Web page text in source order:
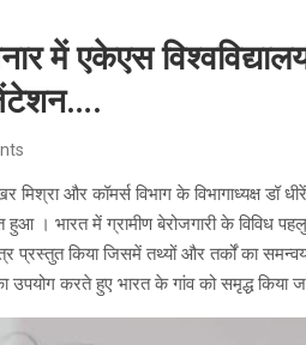
में एकेएस
मिश्रा और कॉमर्स विभाग के विभागाध्यक्ष
हुआ । भारत में ग्रामीण बेरोजगारी के
प्रस्तुत किया जिसमें तथ्यों और तर्कों का
का उपयोग करते हुए भारत के गांव को समृद्ध किया